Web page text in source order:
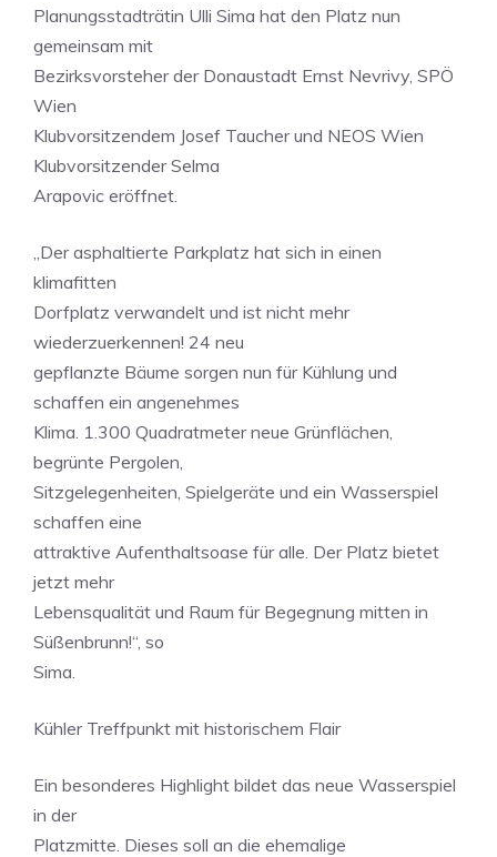
Planungsstadträtin Ulli Sima hat den Platz nun
gemeinsam mit
Bezirksvorsteher der Donaustadt Ernst Nevrivy, SPÖ
Wien
Klubvorsitzendem Josef Taucher und NEOS Wien
Klubvorsitzender Selma
Arapovic eröffnet.
„Der asphaltierte Parkplatz hat sich in einen
klimafitten
Dorfplatz verwandelt und ist nicht mehr
wiederzuerkennen! 24 neu
gepflanzte Bäume sorgen nun für Kühlung und
schaffen ein angenehmes
Klima. 1.300 Quadratmeter neue Grünflächen,
begrünte Pergolen,
Sitzgelegenheiten, Spielgeräte und ein Wasserspiel
schaffen eine
attraktive Aufenthaltsoase für alle. Der Platz bietet
jetzt mehr
Lebensqualität und Raum für Begegnung mitten in
Süßenbrunn!“, so
Sima.
Kühler Treffpunkt mit historischem Flair
Ein besonderes Highlight bildet das neue Wasserspiel
in der
Platzmitte. Dieses soll an die ehemalige